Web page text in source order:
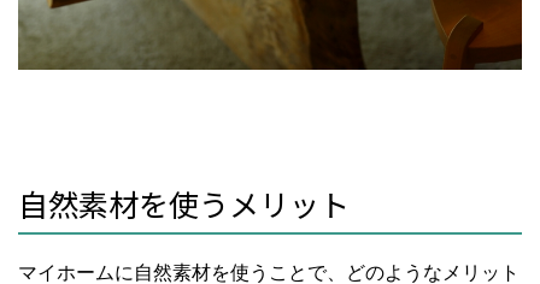
自然素材を使うメリット
マイホームに自然素材を使うことで、どのようなメリット